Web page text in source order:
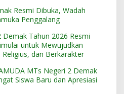
Resmi Dibuka, Wadah
Penggalang
Tahun 2026 Resmi
untuk Mewujudkan
dan Berkarakter
MTs Negeri 2 Demak
Siswa Baru dan Apresiasi